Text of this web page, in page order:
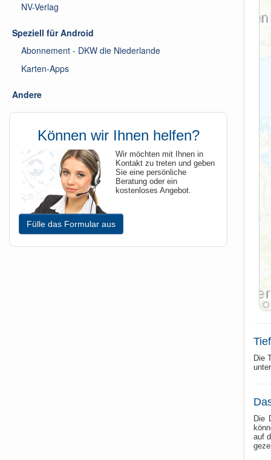
Die
Die
auf
NV-Verlag
Speziell für Android
Abonnement - DKW die Niederlande
Karten-Apps
Andere
Können wir Ihnen helfen?
Wir möchten mit Ihnen in
Kontakt zu treten und geben
Sie eine persönliche
Beratung oder ein
kostenloses Angebot.
Fülle das Formular aus